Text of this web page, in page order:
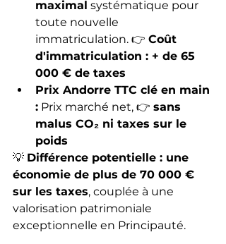
maximal systématique pour
toute nouvelle
immatriculation. 👉 Coût
d'immatriculation : + de 65
000 € de taxes
Prix Andorre TTC clé en main
: Prix marché net, 👉 sans
malus CO₂ ni taxes sur le
poids
💡 Différence potentielle : une
économie de plus de 70 000 €
sur les taxes, couplée à une
valorisation patrimoniale
exceptionnelle en Principauté.